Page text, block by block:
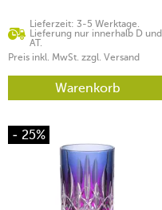
Lieferzeit: 3-5 Werktage.
Lieferung nur innerhalb D und
AT.
Preis inkl. MwSt. zzgl. Versand
Warenkorb
- 25%